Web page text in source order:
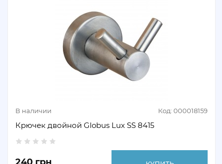
В наличии Код: 000018159
Крючек двойной Globus Lux SS 8415